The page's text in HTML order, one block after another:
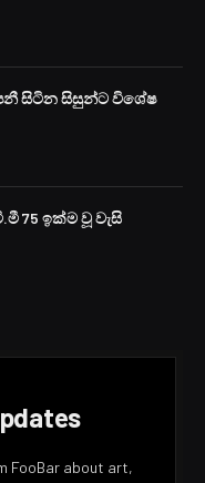
දිස්ත්‍රික් පාර්ලිමේන්තු
පැවැසීය.
මූල්‍ය අරමුදල
පෙන්වා දුන්නේය.
කිරීමේ
බව ජාත්‍යන්තර
ප්‍රකාශ කළ බව
පවත්වා
ලබා ගැනීමෙන්